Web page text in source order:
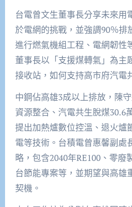
台電曾文生董事長分享未來用
於電網的挑戰，並強調90％排
進行燃氣機組工程、電網韌性
董事長以「支援煤轉氣」為主
接收站，如何支持高市府汽電
中鋼佔高雄3成以上排放，陳
資源整合、汽電共生脫煤30.6
提出加熱爐數位控溫、退火爐
電等技術。台積電曾惠馨副處
略，包含2040年RE100、零廢
台節能專案等，並期望與高雄
契機。